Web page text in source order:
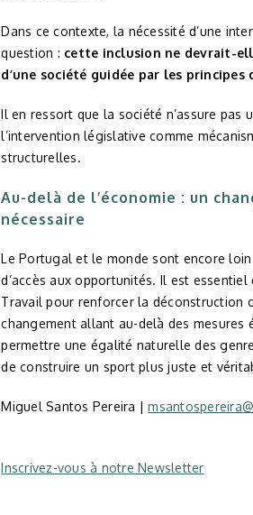
Dans ce contexte, la nécessité d’une
question : cette inclusion ne devrait-
d’une société guidée par les principes
Il en ressort que la société n’assure
l’intervention législative comme
structurelles.
Au-delà de l’économie : un
nécessaire
Le Portugal et le monde sont encore
d’accès aux opportunités. Il est
Travail pour renforcer la déconstruction
changement allant au-delà des mesures
permettre une égalité naturelle des
de construire un sport plus juste et
Miguel Santos Pereira |
Inscrivez-vous à notre Newsletter